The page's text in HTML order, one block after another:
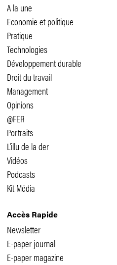
A la une
Economie et politique
Pratique
Technologies
Développement durable
Droit du travail
Management
Opinions
@FER
Portraits
L'illu de la der
Vidéos
Podcasts
Kit Média
Accès Rapide
Newsletter
E-paper journal
E-paper magazine